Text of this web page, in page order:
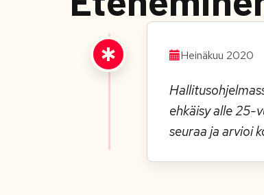
Heinäkuu 2020
ehkäisy alle 25-
seuraa ja arvioi